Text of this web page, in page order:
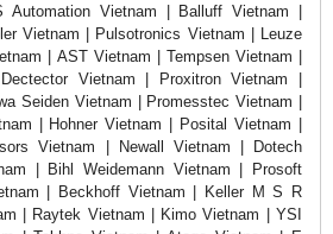
Automation Vietnam | Balluff Vietnam |
Vietnam | Pulsotronics Vietnam | Leuze
| AST Vietnam | Tempsen Vietnam |
Vietnam | Proxitron Vietnam |
Seiden Vietnam | Promesstec Vietnam |
| Hohner Vietnam | Posital Vietnam |
Vietnam | Newall Vietnam | Dotech
| Bihl Weidemann Vietnam | Prosoft
| Beckhoff Vietnam | Keller M S R
| Raytek Vietnam | Kimo Vietnam | YSI